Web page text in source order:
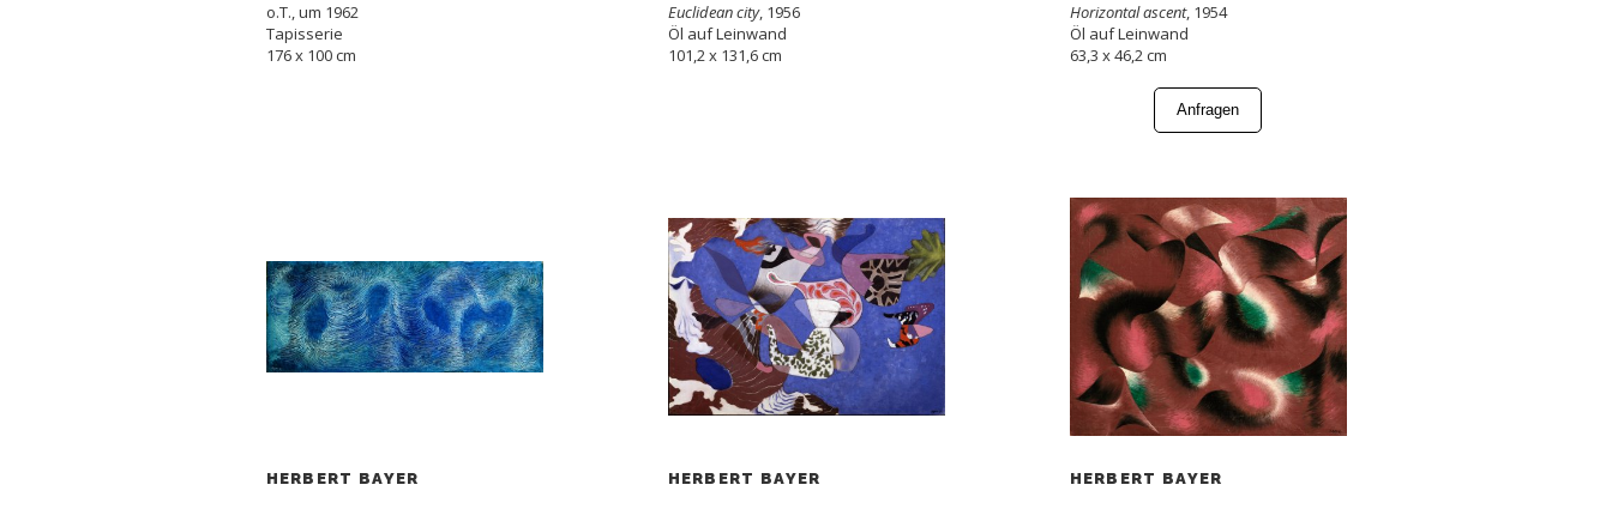
o.T., um 1962
Tapisserie
176 x 100 cm
Euclidean city, 1956
Öl auf Leinwand
101,2 x 131,6 cm
Horizontal ascent, 1954
Öl auf Leinwand
63,3 x 46,2 cm
Anfragen
HERBERT BAYER HERBERT BAYER HERBERT BAYER